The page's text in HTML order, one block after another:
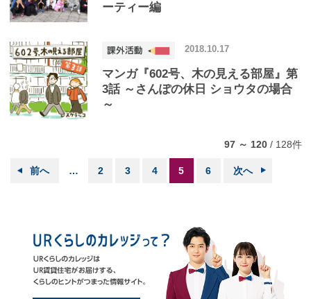
ーティー編
マンガ『602号、木の見える部屋』第
3話 ～さんぽの休日 ショウタの場合
～
2018.10.17
97 ～ 120/ 128件
前へ … 2 3 4 5 6 次へ